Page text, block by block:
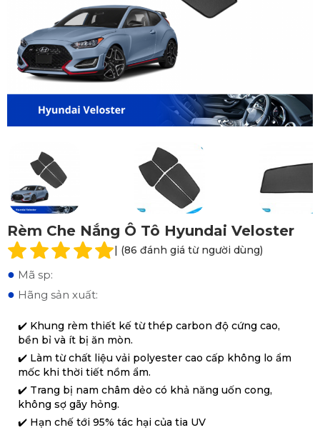
Rèm Che Nắng Ô Tô Hyundai Veloster
| (86 đánh giá từ người dùng)
● Mã sp:
● Hãng sản xuất:
✔️ Khung rèm thiết kế từ thép carbon độ cứng cao,
bền bỉ và ít bị ăn mòn.
✔️ Làm từ chất liệu vải polyester cao cấp không lo ẩm
mốc khi thời tiết nồm ẩm.
✔️ Trang bị nam châm dẻo có khả năng uốn cong,
không sợ gãy hỏng.
✔️ Hạn chế tới 95% tác hại của tia UV